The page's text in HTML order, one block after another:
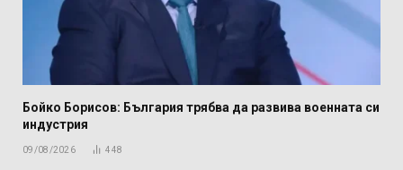
Бойко Борисов: България трябва да развива военната си
индустрия
09/08/2026 448